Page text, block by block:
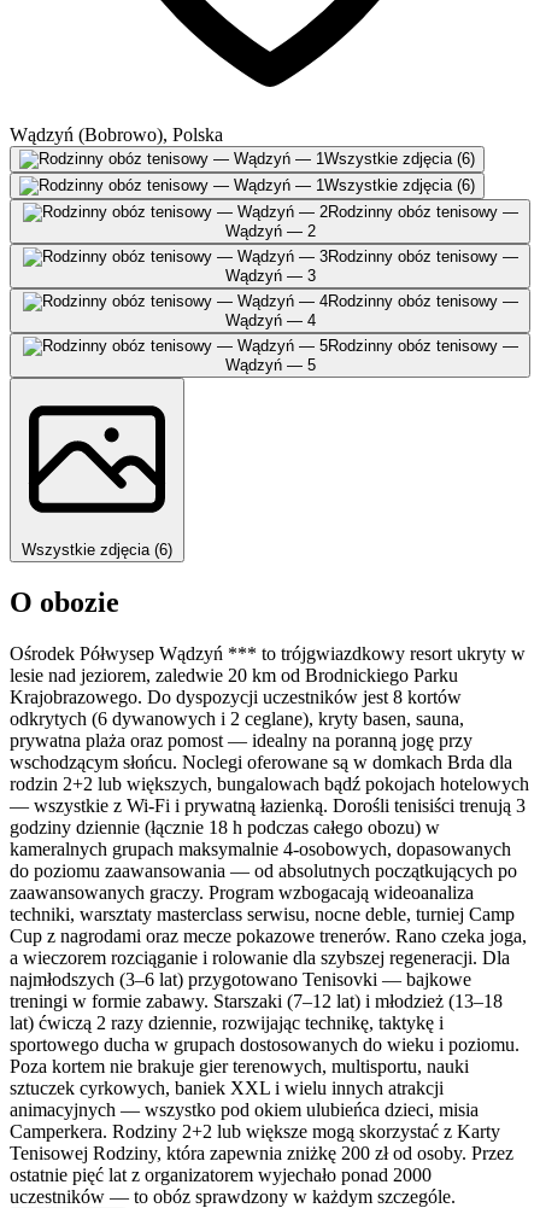
Wądzyń (Bobrowo), Polska
Wszystkie zdjęcia (6)
Wszystkie zdjęcia (6)
Rodzinny obóz tenisowy —
Wądzyń — 2
Rodzinny obóz tenisowy —
Wądzyń — 3
Rodzinny obóz tenisowy —
Wądzyń — 4
Rodzinny obóz tenisowy —
Wądzyń — 5
Wszystkie zdjęcia (6)
O obozie
Ośrodek Półwysep Wądzyń *** to trójgwiazdkowy resort ukryty w
lesie nad jeziorem, zaledwie 20 km od Brodnickiego Parku
Krajobrazowego. Do dyspozycji uczestników jest 8 kortów
odkrytych (6 dywanowych i 2 ceglane), kryty basen, sauna,
prywatna plaża oraz pomost — idealny na poranną jogę przy
wschodzącym słońcu. Noclegi oferowane są w domkach Brda dla
rodzin 2+2 lub większych, bungalowach bądź pokojach hotelowych
— wszystkie z Wi-Fi i prywatną łazienką. Dorośli tenisiści trenują 3
godziny dziennie (łącznie 18 h podczas całego obozu) w
kameralnych grupach maksymalnie 4-osobowych, dopasowanych
do poziomu zaawansowania — od absolutnych początkujących po
zaawansowanych graczy. Program wzbogacają wideoanaliza
techniki, warsztaty masterclass serwisu, nocne deble, turniej Camp
Cup z nagrodami oraz mecze pokazowe trenerów. Rano czeka joga,
a wieczorem rozciąganie i rolowanie dla szybszej regeneracji. Dla
najmłodszych (3–6 lat) przygotowano Tenisovki — bajkowe
treningi w formie zabawy. Starszaki (7–12 lat) i młodzież (13–18
lat) ćwiczą 2 razy dziennie, rozwijając technikę, taktykę i
sportowego ducha w grupach dostosowanych do wieku i poziomu.
Poza kortem nie brakuje gier terenowych, multisportu, nauki
sztuczek cyrkowych, baniek XXL i wielu innych atrakcji
animacyjnych — wszystko pod okiem ulubieńca dzieci, misia
Camperkera. Rodziny 2+2 lub większe mogą skorzystać z Karty
Tenisowej Rodziny, która zapewnia zniżkę 200 zł od osoby. Przez
ostatnie pięć lat z organizatorem wyjechało ponad 2000
uczestników — to obóz sprawdzony w każdym szczególe.